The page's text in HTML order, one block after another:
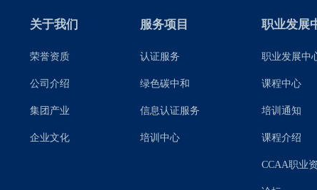
关于我们
荣誉资质
公司介绍
集团产业
企业文化
服务项目
认证服务
绿色碳中和
信息认证服务
培训中心
职业发展
职业发展中
课程中心
培训通知
课程介绍
CCAA职业